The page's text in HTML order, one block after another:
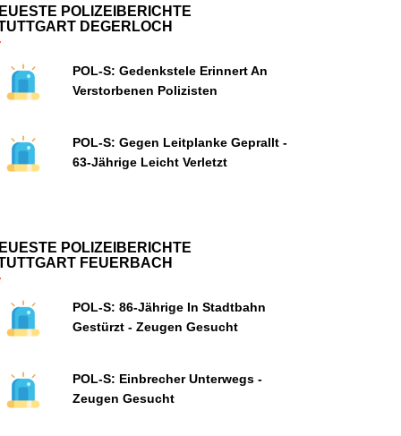
POLIZEIBERICHTE
DEGERLOCH
POL-S: Gedenkstele Erinnert An
Verstorbenen Polizisten
POL-S: Gegen Leitplanke Geprallt -
63-Jährige Leicht Verletzt
POLIZEIBERICHTE
FEUERBACH
POL-S: 86-Jährige In Stadtbahn
Gestürzt - Zeugen Gesucht
POL-S: Einbrecher Unterwegs -
Zeugen Gesucht